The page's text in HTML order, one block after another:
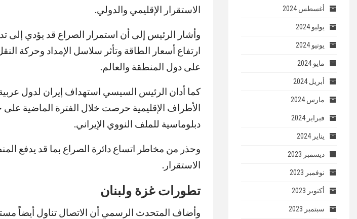
الاستقرار الإقليمي والدولي.
وأشار الرئيس إلى أن استمرار الصراع قد يؤدي إلى
ارتفاع أسعار الطاقة وتأثر سلاسل الإمداد وحركة
على دول المنطقة والعالم.
كما أدان الرئيس السيسي استهداف إيران لدول
الأطراف الإقليمية حرصت خلال الفترة الماضية
دبلوماسية للملف النووي الإيراني.
وحذر من مخاطر اتساع دائرة الصراع بما قد يدفع
الاستقرار.
تطورات غزة ولبنان
وأضاف المتحدث الرسمي أن الاتصال تناول أيضاً
أغسطس 2024
يوليو 2024
يونيو 2024
مايو 2024
أبريل 2024
مارس 2024
فبراير 2024
يناير 2024
ديسمبر 2023
نوفمبر 2023
أكتوبر 2023
سبتمبر 2023